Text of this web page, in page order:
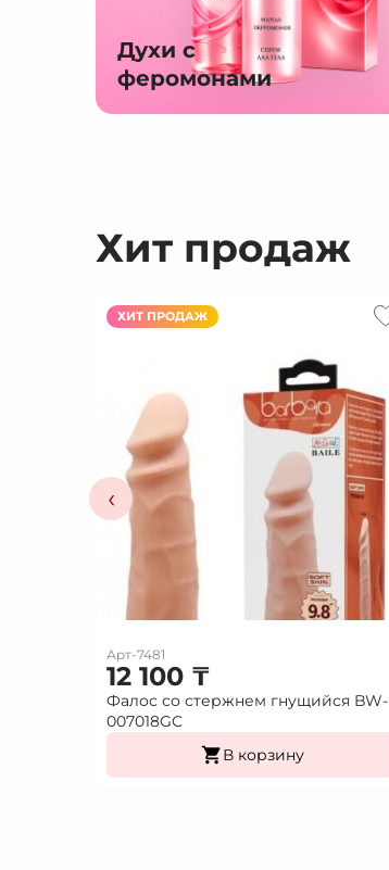
Духи с
феромонами
Хит продаж
‹
ХИТ ПРОДАЖ
Арт-7481
12 100 ₸
Фалос со стержнем гнущийся BW-
007018GС
В корзину